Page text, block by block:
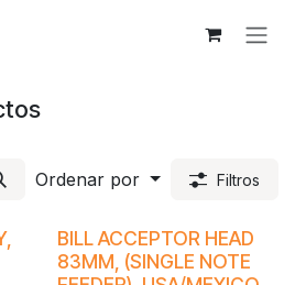
Ordenar por
Filtros
BILL ACCEPTOR HEAD
83MM, (SINGLE NOTE